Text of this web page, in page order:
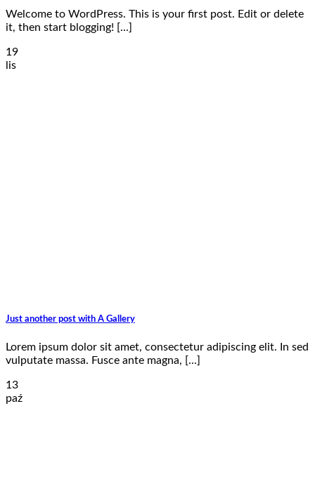
Welcome to WordPress. This is your first post. Edit or delete
it, then start blogging! [...]
19
lis
Just another post with A Gallery
Lorem ipsum dolor sit amet, consectetur adipiscing elit. In sed
vulputate massa. Fusce ante magna, [...]
13
paź